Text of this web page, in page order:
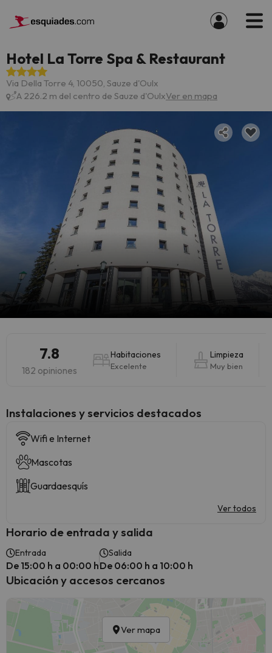
Hotel La Torre Spa & Restaurant
Via Della Torre 4, 10050, Sauze d'Oulx
A 226.2 m del centro de Sauze d'OulxVer en mapa
7.8
182 opiniones
Habitaciones
Excelente
Limpieza
Muy bien
Instalaciones y servicios destacados
Wifi e Internet
Mascotas
Guardaesquís
Ver todos
Horario de entrada y salida
Entrada
De 15:00 h a 00:00 h
Salida
De 06:00 h a 10:00 h
Ubicación y accesos cercanos
Ver mapa